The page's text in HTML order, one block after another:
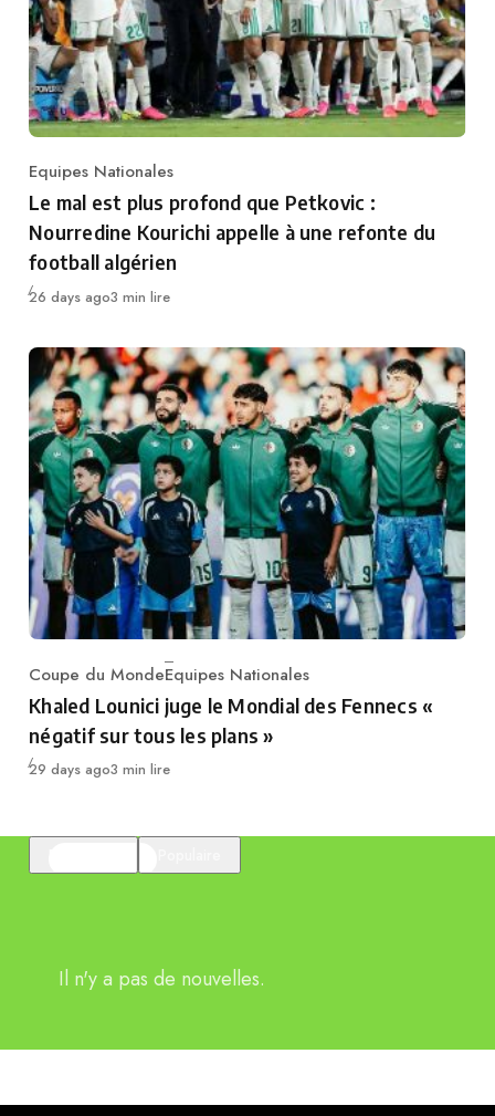
Category
Equipes Nationales
Le mal est plus profond que Petkovic :
Nourredine Kourichi appelle à une refonte du
football algérien
Publié
26 days ago3 min lire
Category
Coupe du MondeEquipes Nationales
Khaled Lounici juge le Mondial des Fennecs «
négatif sur tous les plans »
Publié
29 days ago3 min lire
Il n'y a pas de nouvelles.